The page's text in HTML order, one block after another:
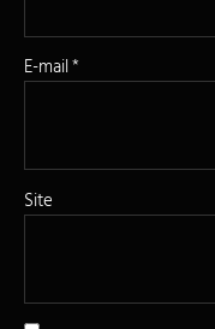
E-mail*
Site